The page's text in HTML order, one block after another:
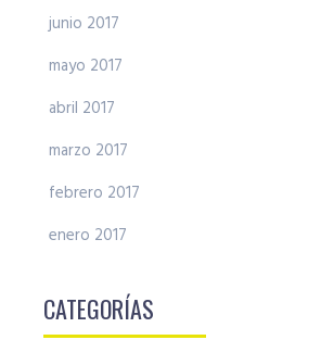
junio 2017
mayo 2017
abril 2017
marzo 2017
febrero 2017
enero 2017
CATEGORÍAS